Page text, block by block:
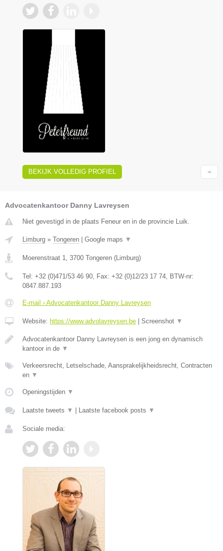
BEKIJK VOLLEDIG PROFIEL
Advocatenkantoor Danny Lavreysen
Niet gevestigd in de plaats Feneur en in de provincie Luik.
Limburg » Tongeren Google maps ▼
Moerenstraat 1, 3700 Tongeren (Limburg)
Tel: +32 (0)471/53 46 90, Fax: +32 (0)12/23 17 74, BTW-nr:
0847.887.193
E-mail › Advocatenkantoor Danny Lavreysen
Website: https://www.advolavreysen.be Screenshot ▼
Advocatenkantoor Danny Lavreysen is een jong en dynamisch
kantoor in de ▼
Verkeersrecht, Letselschade, Aansprakelijkheidsrecht, Contracten
en ▼
Openingstijden ▼
Laatste tweets ▼ Laatste facebook posts ▼
Sociale media: